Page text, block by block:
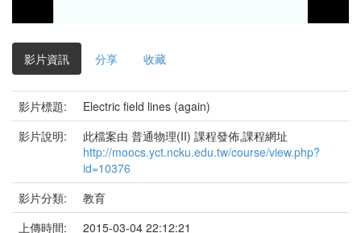
影片資訊 分享 收藏
影片標題:
Electric field lines (again)
影片說明:
此檔案由 普通物理(II) 課程發佈,課程網址
http://moocs.yct.ncku.edu.tw/course/view.php?
id=10376
影片分類:
教育
上傳時間:
2015-03-04 22:12:21